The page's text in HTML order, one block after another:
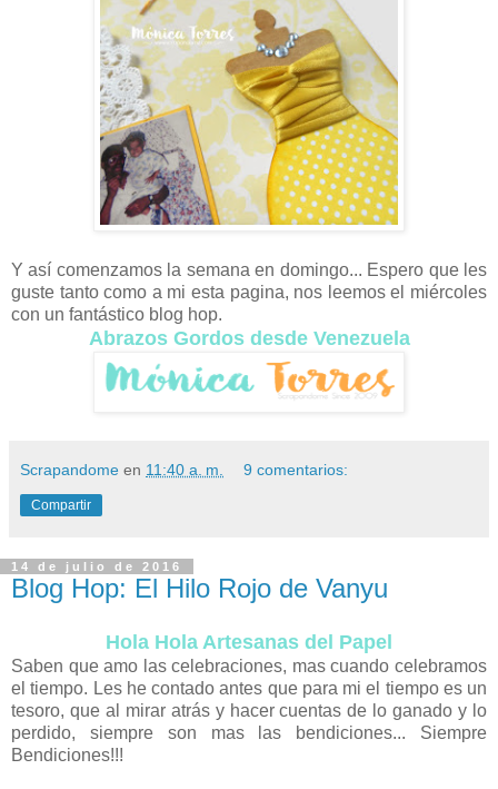
Y así comenzamos la semana en domingo... Espero que les
guste tanto como a mi esta pagina, nos leemos el miércoles
con un fantástico blog hop.
Abrazos Gordos desde Venezuela
Scrapandome en 11:40 a. m. 9 comentarios:
Compartir
14 de julio de 2016
Blog Hop: El Hilo Rojo de Vanyu
Hola Hola Artesanas del Papel
Saben que amo las celebraciones, mas cuando celebramos
el tiempo. Les he contado antes que para mi el tiempo es un
tesoro, que al mirar atrás y hacer cuentas de lo ganado y lo
perdido, siempre son mas las bendiciones... Siempre
Bendiciones!!!